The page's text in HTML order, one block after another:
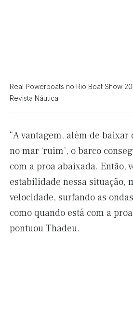
Real Powerboats no Rio Boat Show
Revista Náutica
“A vantagem, além de baixar
no mar ‘ruim’, o barco
com a proa abaixada. Então,
estabilidade nessa situação,
velocidade, surfando as
como quando está com a
pontuou Thadeu.